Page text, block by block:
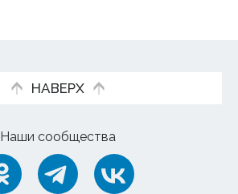
НАВЕРХ
Наши сообщества